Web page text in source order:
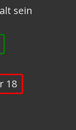
sein
18